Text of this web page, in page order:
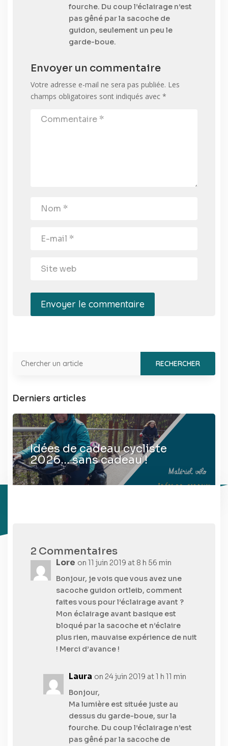
fourche. Du coup l’éclairage n’est
pas gêné par la sacoche de
guidon, seulement un peu le
garde-boue.
Envoyer un commentaire
Votre adresse e-mail ne sera pas publiée. Les
champs obligatoires sont indiqués avec *
Envoyer le commentaire
Derniers articles
Idées de cadeau cycliste
2026… sans cadeau !
2 Commentaires
Lore on 11 juin 2019 at 8 h 56 min
Bonjour, je vois que vous avez une
sacoche guidon ortleib, comment
faites vous pour l’éclairage avant ?
Mon éclairage avant basique est
bloqué par la sacoche et n’éclaire
plus rien, mauvaise expérience de nuit
! Merci d’avance !
Laura on 24 juin 2019 at 1 h 11 min
Bonjour,
Ma lumière est située juste au
dessus du garde-boue, sur la
fourche. Du coup l’éclairage n’est
pas gêné par la sacoche de